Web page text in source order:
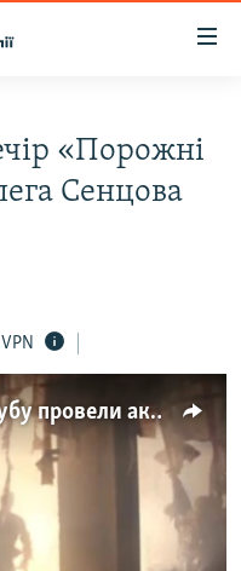
«Порожні
Сенцова
У Львові в рамках ПЕН-клубу провели акцію на підтримку кримчанина Олега Сенцова
available